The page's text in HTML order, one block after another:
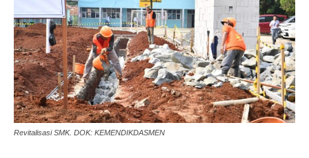
Revitalisasi SMK. DOK: KEMENDIKDASMEN